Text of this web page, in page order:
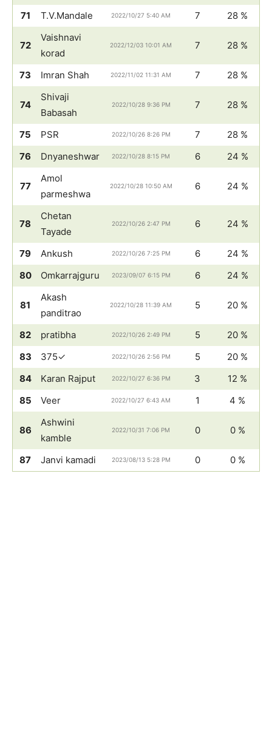
71 T.V.Mandale 2022/10/27 5:40 AM 7 28 %
72
Vaishnavi
korad
2022/12/03 10:01 AM 7 28 %
73 Imran Shah 2022/11/02 11:31 AM 7 28 %
74
Shivaji
Babasah
2022/10/28 9:36 PM 7 28 %
75 PSR 2022/10/26 8:26 PM 7
28 %
76
Dnyaneshwar 2022/10/28 8:15 PM 6 24 %
77
Amol
parmeshwa
2022/10/28 10:50 AM 6 24 %
78
Chetan
Tayade
2022/10/26 2:47 PM 6 24 %
79 Ankush 2022/10/26 7:25 PM 6
24 %
80
Omkarrajguru 2023/09/07 6:15 PM 6 24 %
81
Akash
panditrao
2022/10/28 11:39 AM 5 20 %
82 pratibha 2022/10/26 2:49 PM 5
20 %
83
375✓ 2022/10/26 2:56 PM 5
20 %
84
Karan Rajput 2022/10/27 6:36 PM 3
12 %
85
Veer 2022/10/27 6:43 AM 1 4 %
86
Ashwini
kamble
2022/10/31 7:06 PM 0 0 %
87 Janvi kamadi 2023/08/13 5:28 PM 0 0 %